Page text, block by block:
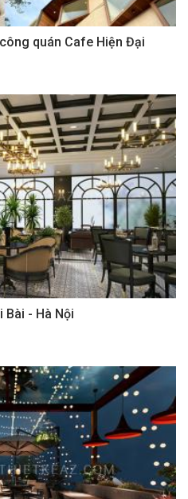
quán Cafe Hiện Đại
Bài - Hà Nội